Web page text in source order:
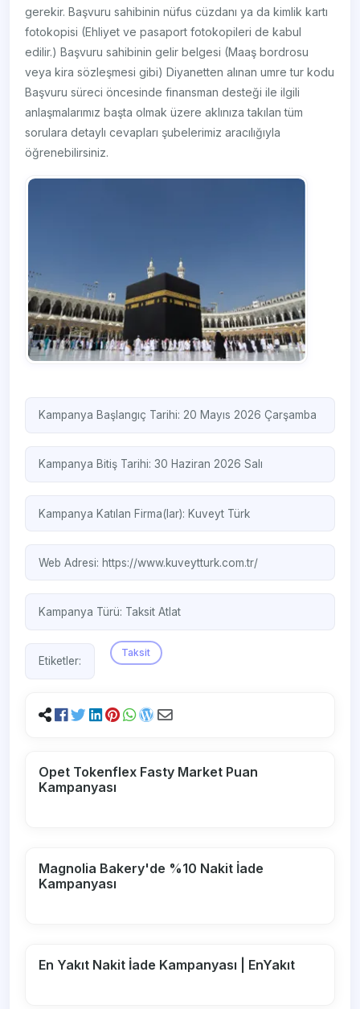
gerekir. Başvuru sahibinin nüfus cüzdanı ya da kimlik kartı
fotokopisi (Ehliyet ve pasaport fotokopileri de kabul
edilir.) Başvuru sahibinin gelir belgesi (Maaş bordrosu
veya kira sözleşmesi gibi) Diyanetten alınan umre tur kodu
Başvuru süreci öncesinde finansman desteği ile ilgili
anlaşmalarımız başta olmak üzere aklınıza takılan tüm
sorulara detaylı cevapları şubelerimiz aracılığıyla
öğrenebilirsiniz.
Kampanya Başlangıç Tarihi: 20 Mayıs 2026 Çarşamba
Kampanya Bitiş Tarihi: 30 Haziran 2026 Salı
Kampanya Katılan Firma(lar): Kuveyt Türk
Web Adresi: https://www.kuveytturk.com.tr/
Kampanya Türü: Taksit Atlat
Etiketler:
Taksit
Opet Tokenflex Fasty Market Puan
Kampanyası
Magnolia Bakery'de %10 Nakit İade
Kampanyası
En Yakıt Nakit İade Kampanyası | EnYakıt